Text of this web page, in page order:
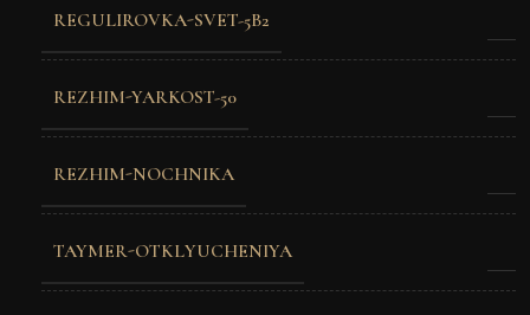
REGULIROVKA-SVET-5B2
REZHIM-YARKOST-50
REZHIM-NOCHNIKA
TAYMER-OTKLYUCHENIYA